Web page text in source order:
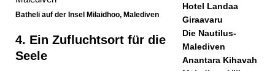
Batheli auf der Insel Milaidhoo, Malediven
4. Ein Zufluchtsort für die
Seele
Hotel Landaa
Giraavaru
Die Nautilus-
Malediven
Anantara Kihavah